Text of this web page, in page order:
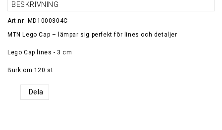
BESKRIVNING
Art.nr: MD1000304C
MTN Lego Cap – lämpar sig perfekt för lines och detaljer
Lego Cap lines - 3 cm
Burk om 120 st
Dela